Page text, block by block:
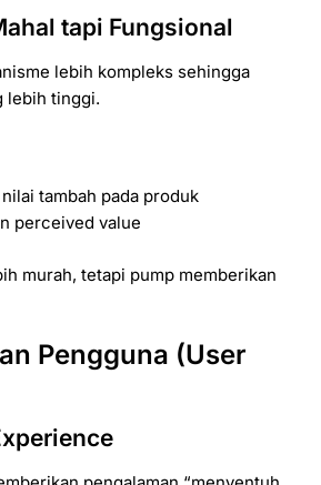
tapi Fungsional
lebih kompleks sehingga
lebih tinggi.
tambah pada produk
perceived value
murah, tetapi pump memberikan
Pengguna (User